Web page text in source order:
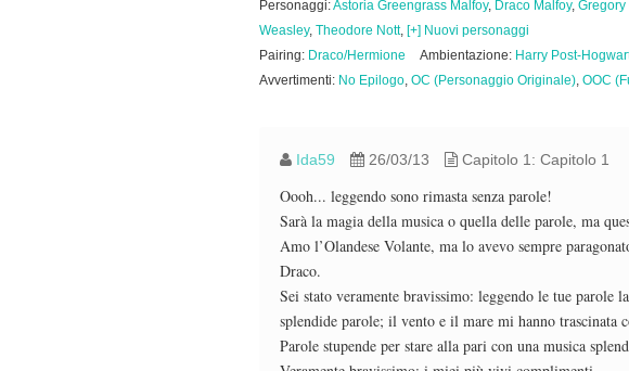
Personaggi:Astoria Greengrass Malfoy, Draco Malfoy, Gregory
Weasley, Theodore Nott, [+] Nuovi personaggi
Pairing: Draco/Hermione Ambientazione: Harry Post-
Avvertimenti: No Epilogo, OC (Personaggio Originale), OOC
Ida59 26/03/13 Capitolo 1: Capitolo 1
Oooh... leggendo sono rimasta senza parole!
Sarà la magia della musica o quella delle parole, ma
Amo l’Olandese Volante, ma lo avevo sempre
Draco.
Sei stato veramente bravissimo: leggendo le tue parole
splendide parole; il vento e il mare mi hanno trascinata
Parole stupende per stare alla pari con una musica